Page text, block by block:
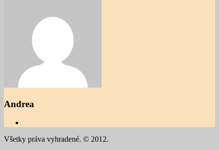
Andrea
Všetky práva vyhradené. © 2012.